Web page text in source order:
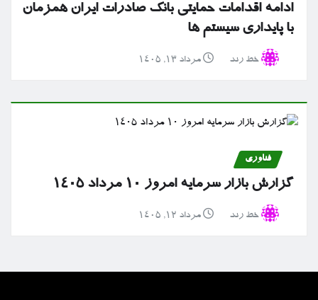
ادامه اقدامات حمایتی بانک صادرات ایران همزمان
با پایداری سیستم ها
خط رند مرداد ۱۳, ۱۴۰۵
فناوری
گزارش بازار سرمایه امروز ۱۰ مرداد ۱۴۰۵
خط رند مرداد ۱۲, ۱۴۰۵